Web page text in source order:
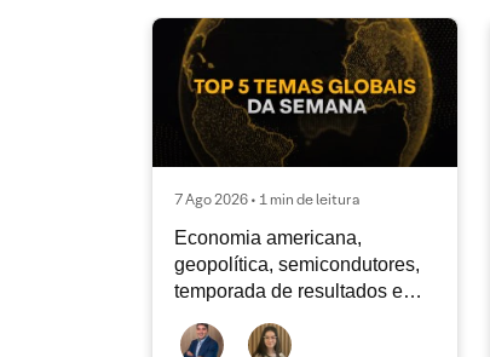
7 Ago 2026 • 1 min de leitura
Economia americana,
geopolítica, semicondutores,
temporada de resultados e
globais da semana